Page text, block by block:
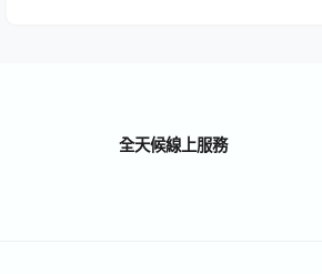
全天候線上服務